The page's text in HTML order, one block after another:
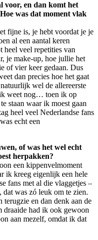
voor, en dan komt het
was dat moment vlak
fijne is, je hebt voordat je je
al een aantal keren
heel veel repetities van
je make-up, hoe jullie het
of vier keer gedaan. Dus
dan precies hoe het gaat
wel de allereerste
ik weet nog… toen ik op
staan waar ik moest gaan
heel veel Nederlandse fans
echt een
of was het wel echt
herpakken?
een kippenvelmoment
ik kreeg eigenlijk een hele
fans met al die vlaggetjes –
was zó leuk om te zien.
en dan denk aan de
had ik ook gewoon
aan mezelf, omdat ik dat